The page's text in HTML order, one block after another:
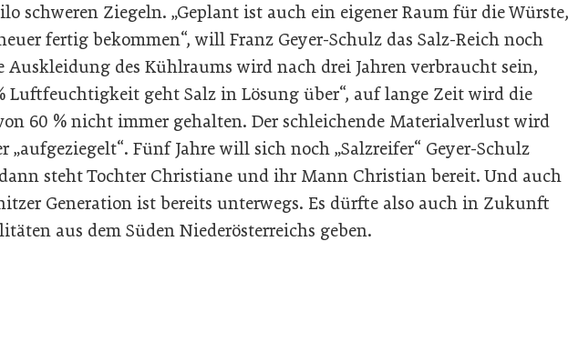
schweren Ziegeln. „Geplant ist auch ein eigener Raum für die Würste,
fertig bekommen“, will Franz Geyer-Schulz das Salz-Reich noch
Auskleidung des Kühlraums wird nach drei Jahren verbraucht sein,
Luftfeuchtigkeit geht Salz in Lösung über“, auf lange Zeit wird die
60 % nicht immer gehalten. Der schleichende Materialverlust wird
„aufgeziegelt“. Fünf Jahre will sich noch „Salzreifer“ Geyer-Schulz
steht Tochter Christiane und ihr Mann Christian bereit. Und auch
Generation ist bereits unterwegs. Es dürfte also auch in Zukunft
aus dem Süden Niederösterreichs geben.